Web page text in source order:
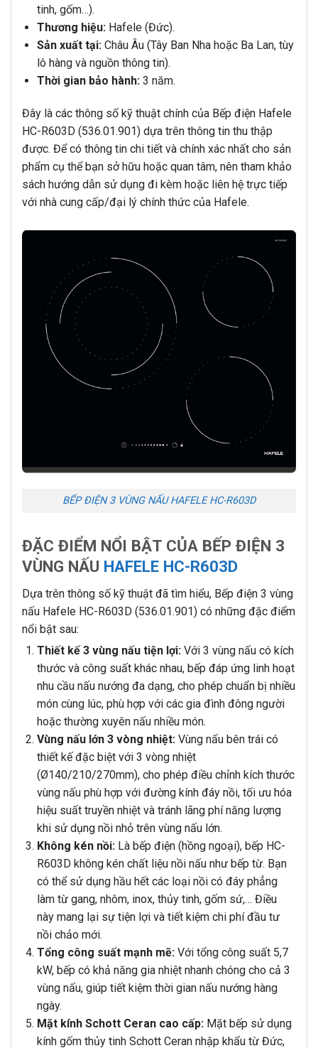
tinh, gốm…).
Thương hiệu:Hafele (Đức).
Sản xuất tại:Châu Âu (Tây Ban Nha hoặc Ba Lan, tùy
lô hàng và nguồn thông tin).
Thời gian bảo hành:3 năm.
Đây là các thông số kỹ thuật chính của Bếp điện Hafele
HC-R603D (536.01.901) dựa trên thông tin thu thập
được. Để có thông tin chi tiết và chính xác nhất cho sản
phẩm cụ thể bạn sở hữu hoặc quan tâm, nên tham khảo
sách hướng dẫn sử dụng đi kèm hoặc liên hệ trực tiếp
với nhà cung cấp/đại lý chính thức của Hafele.
BẾP ĐIỆN 3 VÙNG NẤU HAFELE HC-R603D
ĐẶC ĐIỂM NỔI BẬT CỦA BẾP ĐIỆN 3
VÙNG NẤU HAFELE HC-R603D
Dựa trên thông số kỹ thuật đã tìm hiểu, Bếp điện 3 vùng
nấu Hafele HC-R603D (536.01.901) có những đặc điểm
nổi bật sau:
Thiết kế 3 vùng nấu tiện lợi:Với 3 vùng nấu có kích
thước và công suất khác nhau, bếp đáp ứng linh hoạt
nhu cầu nấu nướng đa dạng, cho phép chuẩn bị nhiều
món cùng lúc, phù hợp với các gia đình đông người
hoặc thường xuyên nấu nhiều món.
Vùng nấu lớn 3 vòng nhiệt:Vùng nấu bên trái có
thiết kế đặc biệt với 3 vòng nhiệt
(Ø140/210/270mm), cho phép điều chỉnh kích thước
vùng nấu phù hợp với đường kính đáy nồi, tối ưu hóa
hiệu suất truyền nhiệt và tránh lãng phí năng lượng
khi sử dụng nồi nhỏ trên vùng nấu lớn.
Không kén nồi:Là bếp điện (hồng ngoại), bếp HC-
R603D không kén chất liệu nồi nấu như bếp từ. Bạn
có thể sử dụng hầu hết các loại nồi có đáy phẳng
làm từ gang, nhôm, inox, thủy tinh, gốm sứ,… Điều
này mang lại sự tiện lợi và tiết kiệm chi phí đầu tư
nồi chảo mới.
Tổng công suất mạnh mẽ:Với tổng công suất 5,7
kW, bếp có khả năng gia nhiệt nhanh chóng cho cả 3
vùng nấu, giúp tiết kiệm thời gian nấu nướng hàng
ngày.
Mặt kính Schott Ceran cao cấp:Mặt bếp sử dụng
kính gốm thủy tinh Schott Ceran nhập khẩu từ Đức,